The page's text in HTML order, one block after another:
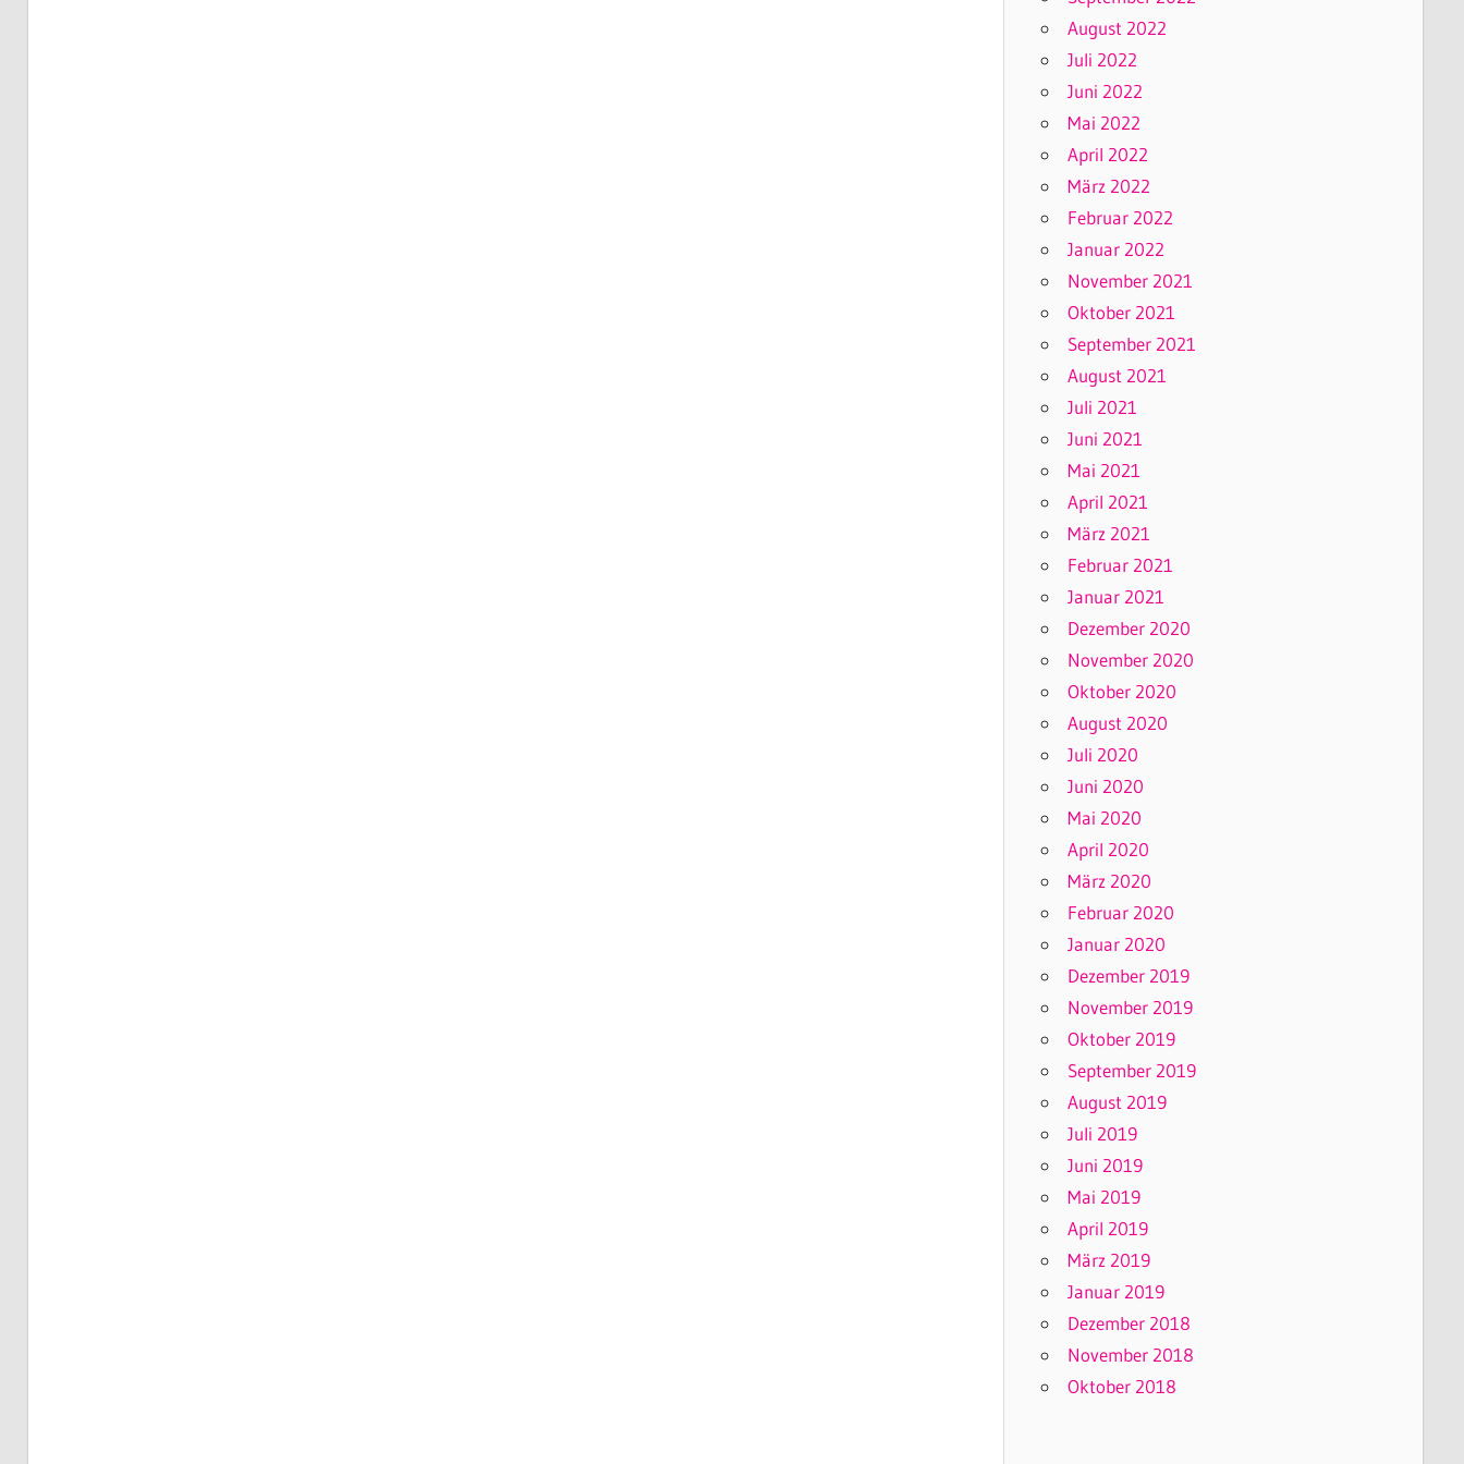
August 2022
Juli 2022
Juni 2022
Mai 2022
April 2022
März 2022
Februar 2022
Januar 2022
November 2021
Oktober 2021
September 2021
August 2021
Juli 2021
Juni 2021
Mai 2021
April 2021
März 2021
Februar 2021
Januar 2021
Dezember 2020
November 2020
Oktober 2020
August 2020
Juli 2020
Juni 2020
Mai 2020
April 2020
März 2020
Februar 2020
Januar 2020
Dezember 2019
November 2019
Oktober 2019
September 2019
August 2019
Juli 2019
Juni 2019
Mai 2019
April 2019
März 2019
Januar 2019
Dezember 2018
November 2018
Oktober 2018